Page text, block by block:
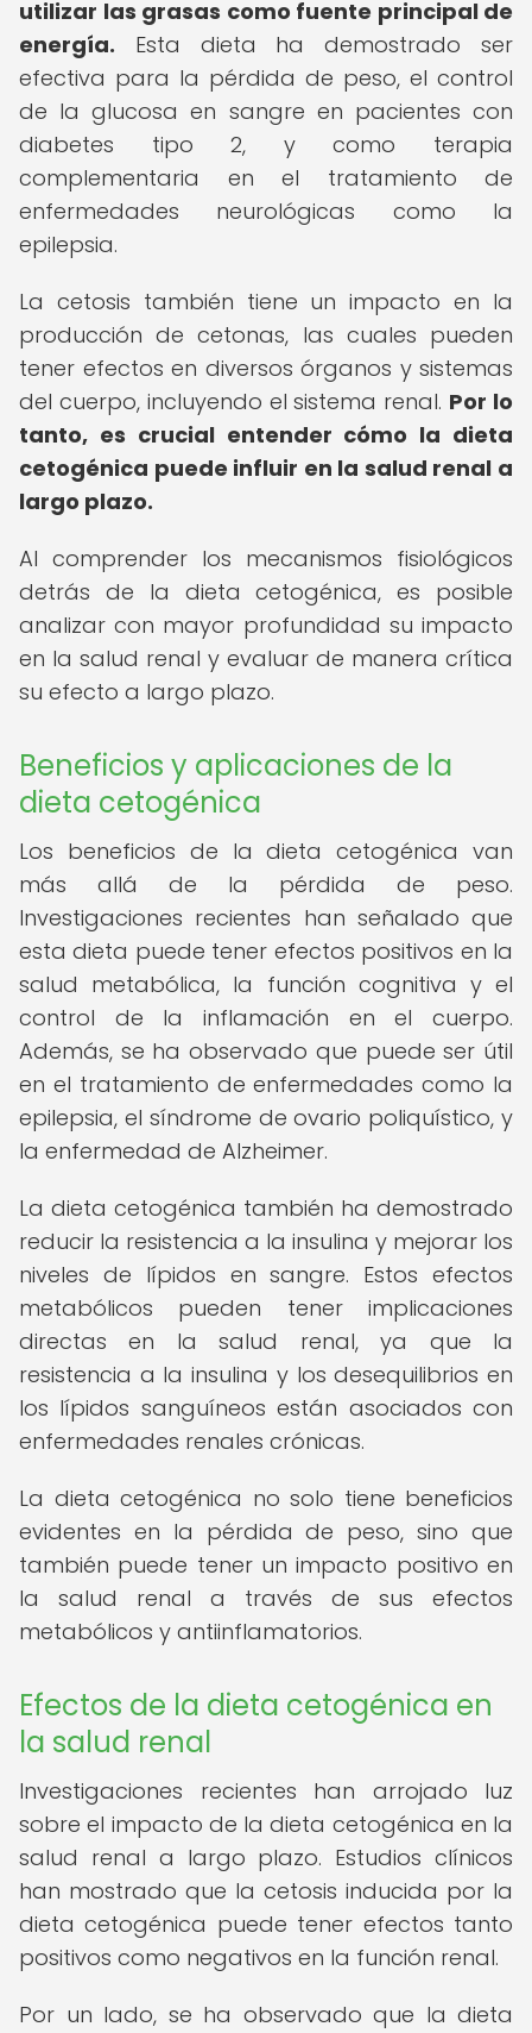
utilizar las grasas como fuente principal de
energía. Esta dieta ha demostrado ser
efectiva para la pérdida de peso, el control
de la glucosa en sangre en pacientes con
diabetes tipo 2, y como terapia
complementaria en el tratamiento de
enfermedades neurológicas como la
epilepsia.
La cetosis también tiene un impacto en la
producción de cetonas, las cuales pueden
tener efectos en diversos órganos y sistemas
del cuerpo, incluyendo el sistema renal. Por lo
tanto, es crucial entender cómo la dieta
cetogénica puede influir en la salud renal a
largo plazo.
Al comprender los mecanismos fisiológicos
detrás de la dieta cetogénica, es posible
analizar con mayor profundidad su impacto
en la salud renal y evaluar de manera crítica
su efecto a largo plazo.
Beneficios y aplicaciones de la
dieta cetogénica
Los beneficios de la dieta cetogénica van
más allá de la pérdida de peso.
Investigaciones recientes han señalado que
esta dieta puede tener efectos positivos en la
salud metabólica, la función cognitiva y el
control de la inflamación en el cuerpo.
Además, se ha observado que puede ser útil
en el tratamiento de enfermedades como la
epilepsia, el síndrome de ovario poliquístico, y
la enfermedad de Alzheimer.
La dieta cetogénica también ha demostrado
reducir la resistencia a la insulina y mejorar los
niveles de lípidos en sangre. Estos efectos
metabólicos pueden tener implicaciones
directas en la salud renal, ya que la
resistencia a la insulina y los desequilibrios en
los lípidos sanguíneos están asociados con
enfermedades renales crónicas.
La dieta cetogénica no solo tiene beneficios
evidentes en la pérdida de peso, sino que
también puede tener un impacto positivo en
la salud renal a través de sus efectos
metabólicos y antiinflamatorios.
Efectos de la dieta cetogénica en
la salud renal
Investigaciones recientes han arrojado luz
sobre el impacto de la dieta cetogénica en la
salud renal a largo plazo. Estudios clínicos
han mostrado que la cetosis inducida por la
dieta cetogénica puede tener efectos tanto
positivos como negativos en la función renal.
Por un lado, se ha observado que la dieta